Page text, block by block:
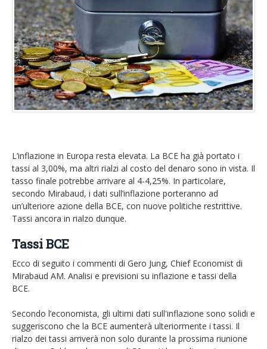
Petrolio
Oro
Argento
EUR/GBP
Ftse Mib
Altri
Broker
Forex Trading
Glossario
L’inflazione in Europa resta elevata. La BCE ha già portato i
tassi al 3,00%, ma altri rialzi al costo del denaro sono in vista. Il
tasso finale potrebbe arrivare al 4-4,25%. In particolare,
secondo Mirabaud, i dati sull’inflazione porteranno ad
un’ulteriore azione della BCE, con nuove politiche restrittive.
Tassi ancora in rialzo dunque.
Tassi BCE
Ecco di seguito i commenti di Gero Jung, Chief Economist di
Mirabaud AM. Analisi e previsioni su inflazione e tassi della
BCE.
Secondo l’economista, gli ultimi dati sull'inflazione sono solidi e
suggeriscono che la BCE aumenterà ulteriormente i tassi. Il
rialzo dei tassi arriverà non solo durante la prossima riunione